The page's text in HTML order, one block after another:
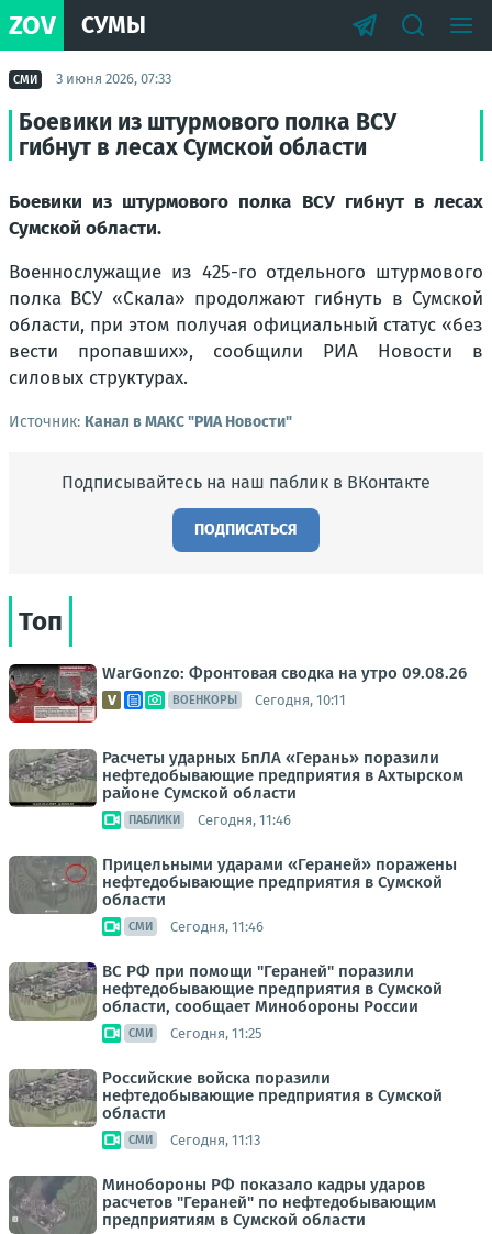
ZOV СУМЫ
СМИ 3 июня 2026, 07:33
Боевики из штурмового полка ВСУ
гибнут в лесах Сумской области
Боевики из штурмового полка ВСУ гибнут в лесах
Сумской области.
Военнослужащие из 425-го отдельного штурмового
полка ВСУ «Скала» продолжают гибнуть в Сумской
области, при этом получая официальный статус «без
вести пропавших», сообщили РИА Новости в
силовых структурах.
Источник: Канал в МАКС "РИА Новости"
Подписывайтесь на наш паблик в ВКонтакте
ПОДПИСАТЬСЯ
Топ
WarGonzo: Фронтовая сводка на утро 09.08.26
ВОЕНКОРЫ Сегодня, 10:11
Расчеты ударных БпЛА «Герань» поразили
нефтедобывающие предприятия в Ахтырском
районе Сумской области
ПАБЛИКИ Сегодня, 11:46
Прицельными ударами «Гераней» поражены
нефтедобывающие предприятия в Сумской
области
СМИ Сегодня, 11:46
ВС РФ при помощи "Гераней" поразили
нефтедобывающие предприятия в Сумской
области, сообщает Минобороны России
СМИ Сегодня, 11:25
Российские войска поразили
нефтедобывающие предприятия в Сумской
области
СМИ Сегодня, 11:13
Минобороны РФ показало кадры ударов
расчетов "Гераней" по нефтедобывающим
предприятиям в Сумской области